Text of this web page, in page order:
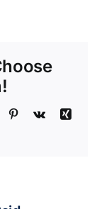
Pinterest
Vk
Xing